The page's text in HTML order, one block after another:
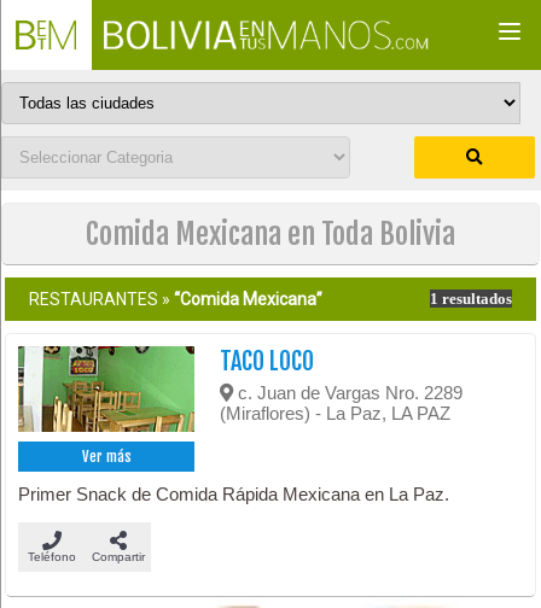
Comida Mexicana en Toda Bolivia
RESTAURANTES »“Comida Mexicana” 1 resultados
Ver más
TACO LOCO
c. Juan de Vargas Nro. 2289
(Miraflores) - La Paz, LA PAZ
Primer Snack de Comida Rápida Mexicana en La Paz.
Teléfono Compartir